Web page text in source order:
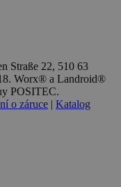
Straße 22, 510 63
Worx® a Landroid®
POSITEC.
o záruce | Katalog